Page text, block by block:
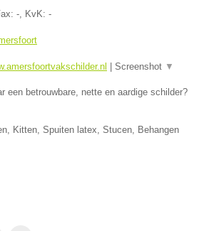
-, KvK: -
Screenshot ▼
een betrouwbare, nette en aardige schilder?
Kitten, Spuiten latex, Stucen, Behangen